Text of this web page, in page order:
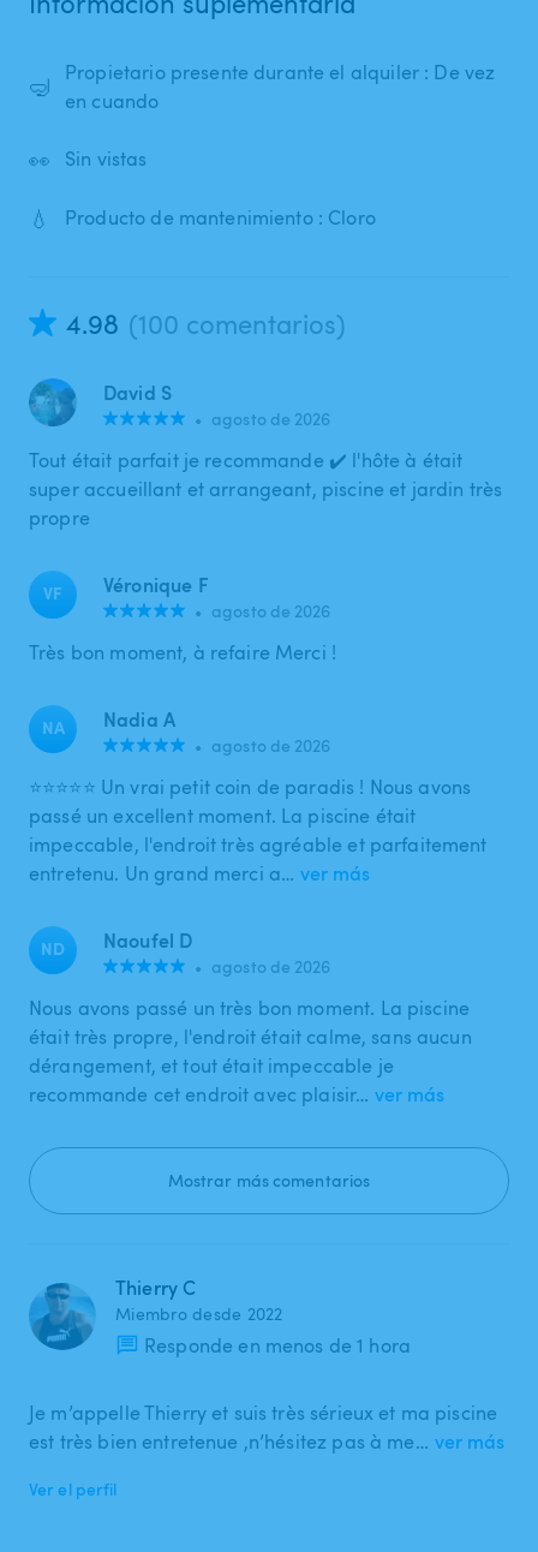
🤿
Propietario presente durante el alquiler : De vez
en cuando
👀 Sin vistas
💧 Producto de mantenimiento : Cloro
4.98 (100 comentarios)
David S
• agosto de 2026
Tout était parfait je recommande ✔️ l'hôte à était
super accueillant et arrangeant, piscine et jardin très
propre
VF Véronique F
• agosto de 2026
Très bon moment, à refaire Merci !
NA Nadia A
• agosto de 2026
⭐⭐⭐⭐⭐ Un vrai petit coin de paradis ! Nous avons
passé un excellent moment. La piscine était
impeccable, l'endroit très agréable et parfaitement
entretenu. Un grand merci a… ver más
ND Naoufel D
• agosto de 2026
Nous avons passé un très bon moment. La piscine
était très propre, l'endroit était calme, sans aucun
dérangement, et tout était impeccable je
recommande cet endroit avec plaisir… ver más
Mostrar más comentarios
Thierry C
Miembro desde 2022
Responde en menos de 1 hora
Je m’appelle Thierry et suis très sérieux et ma piscine
est très bien entretenue ,n’hésitez pas à me… ver más
Ver el perfil